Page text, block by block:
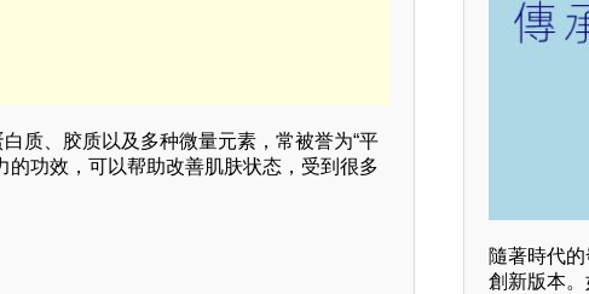
质、胶质以及多种微量元素，常被誉为“平
的功效，可以帮助改善肌肤状态，受到很多
隨著時代
創新版本